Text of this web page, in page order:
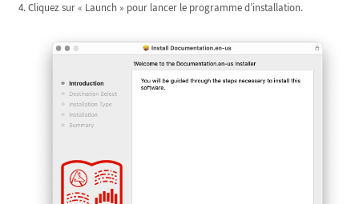
Cliquez sur « Launch » pour lancer le programme d’installation.